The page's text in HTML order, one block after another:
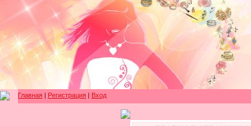
Главная | Регистрация | Вход